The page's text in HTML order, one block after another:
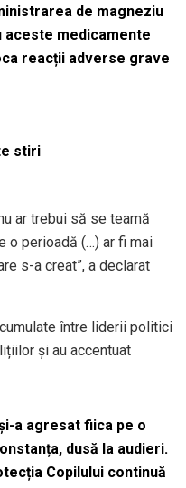
de magneziu
aceste medicamente
reacții adverse grave
stiri
ar trebui să se teamă
o perioadă (…) ar fi mai
s-a creat”, a declarat
între liderii politici
și au accentuat
a agresat fiica pe o
dusă la audieri.
Copilului continuă